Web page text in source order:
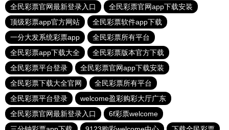
全民彩票官网最新登录入口
全民彩票官网app下载安装
顶级彩票app官方网站
全民彩票软件app下载
一分大发系统彩票app
全民彩票所有平台
全民彩票app下载大全
全民彩票版本官方下载
全民彩票平台登录
全民彩票官网app下载安装
全民彩票下载大全官网
全民彩票所有平台
全民彩票平台登录
welcome盈彩购彩大厅广东
全民彩票官网最新登录入口
6f彩票welcome